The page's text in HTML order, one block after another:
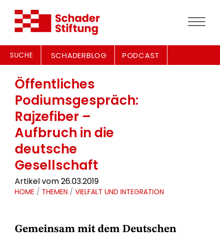
SUCHE SCHADERBLOG PODCAST
Öffentliches
Podiumsgespräch:
Rajzefiber –
Aufbruch in die
deutsche
Gesellschaft
Artikel vom 26.03.2019
HOME / THEMEN / VIELFALT UND INTEGRATION
Gemeinsam mit dem Deutschen